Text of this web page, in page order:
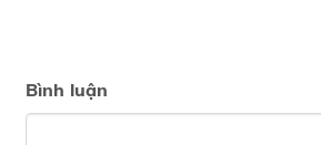
Bình luận